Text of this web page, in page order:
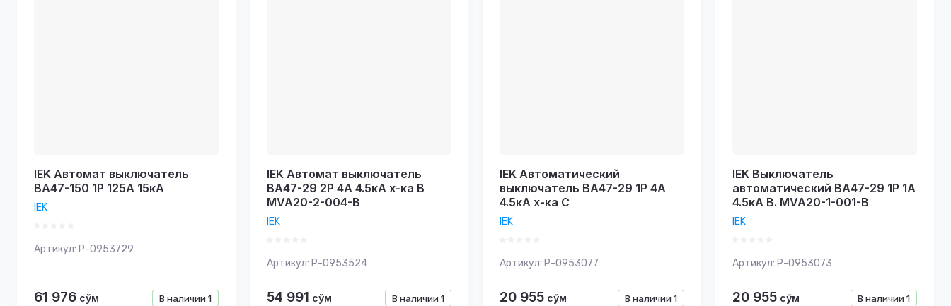
IEK Автомат выключатель
ВА47-150 1Р 125А 15кА
IEK
Артикул: P-0953729
В наличии 1
61 976 сўм
IEK Автомат выключатель
ВА47-29 2Р 4А 4.5кА х-ка В
MVA20-2-004-B
IEK
Артикул: P-0953524
В наличии 1
54 991 сўм
IEK Автоматический
выключатель ВА47-29 1Р 4А
4.5кА х-ка С
IEK
Артикул: P-0953077
В наличии 1
20 955 сўм
IEK Выключатель
автоматический ВА47-29 1Р 1А
4.5кА В. MVA20-1-001-B
IEK
Артикул: P-0953073
В наличии 1
20 955 сўм